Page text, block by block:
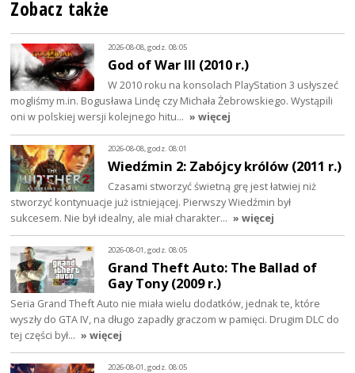
Zobacz także
2026-08-08, godz. 08:05
God of War III (2010 r.)
W 2010 roku na konsolach PlayStation 3 usłyszeć
mogliśmy m.in. Bogusława Lindę czy Michała Żebrowskiego. Wystąpili
oni w polskiej wersji kolejnego hitu… » więcej
2026-08-08, godz. 08:01
Wiedźmin 2: Zabójcy królów (2011 r.)
Czasami stworzyć świetną grę jest łatwiej niż
stworzyć kontynuacje już istniejącej. Pierwszy Wiedźmin był
sukcesem. Nie był idealny, ale miał charakter… » więcej
2026-08-01, godz. 08:05
Grand Theft Auto: The Ballad of
Gay Tony (2009 r.)
Seria Grand Theft Auto nie miała wielu dodatków, jednak te, które
wyszły do GTA IV, na długo zapadły graczom w pamięci. Drugim DLC do
tej części był… » więcej
2026-08-01, godz. 08:05